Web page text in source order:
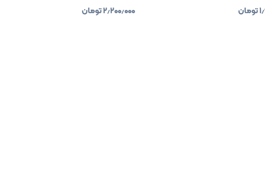
تومان ۲٫۲۰۰٫۰۰۰تومان